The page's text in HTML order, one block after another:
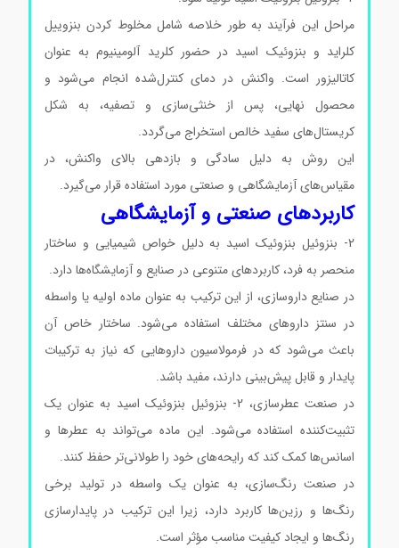
مراحل این فرآیند به طور خلاصه شامل مخلوط کردن بنزوییل
کلراید و بنزوئیک اسید در حضور کلرید آلومینیوم به عنوان
کاتالیزور است. واکنش در دمای کنترل‌شده انجام می‌شود و
محصول نهایی، پس از خنثی‌سازی و تصفیه، به شکل
کریستال‌های سفید خالص استخراج می‌گردد.
این روش به دلیل سادگی و بازدهی بالای واکنش، در
مقیاس‌های آزمایشگاهی و صنعتی مورد استفاده قرار می‌گیرد.
کاربردهای صنعتی و آزمایشگاهی
2- بنزوئیل بنزوئیک اسید به دلیل خواص شیمیایی و ساختار
منحصر به فرد، کاربردهای متنوعی در صنایع و آزمایشگاه‌ها دارد.
در صنایع داروسازی، از این ترکیب به عنوان ماده اولیه یا واسطه
در سنتز داروهای مختلف استفاده می‌شود. ساختار خاص آن
باعث می‌شود که در فرمولاسیون داروهایی که نیاز به ترکیبات
پایدار و قابل پیش‌بینی دارند، مفید باشد.
در صنعت عطرسازی، 2- بنزوئیل بنزوئیک اسید به عنوان یک
تثبیت‌کننده استفاده می‌شود. این ماده می‌تواند به عطرها و
اسانس‌ها کمک کند که رایحه‌های خود را طولانی‌تر حفظ کنند.
در صنعت رنگ‌سازی، به عنوان یک واسطه در تولید برخی
رنگ‌ها و رزین‌ها کاربرد دارد، زیرا این ترکیب در پایدارسازی
رنگ‌ها و ایجاد کیفیت مناسب مؤثر است.